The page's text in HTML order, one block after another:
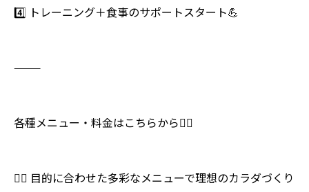
4️⃣ トレーニング＋食事のサポートスタート💪
⸻
各種メニュー・料金はこちらから💁‍♀️
🏋️‍♀️ 目的に合わせた多彩なメニューで理想のカラダづくり